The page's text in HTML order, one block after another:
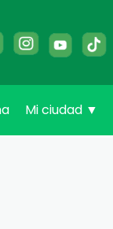
Mi ciudad ▼